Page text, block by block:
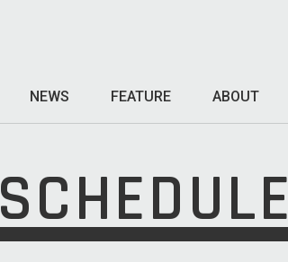
NEWS FEATURE ABOUT
SCHEDULE